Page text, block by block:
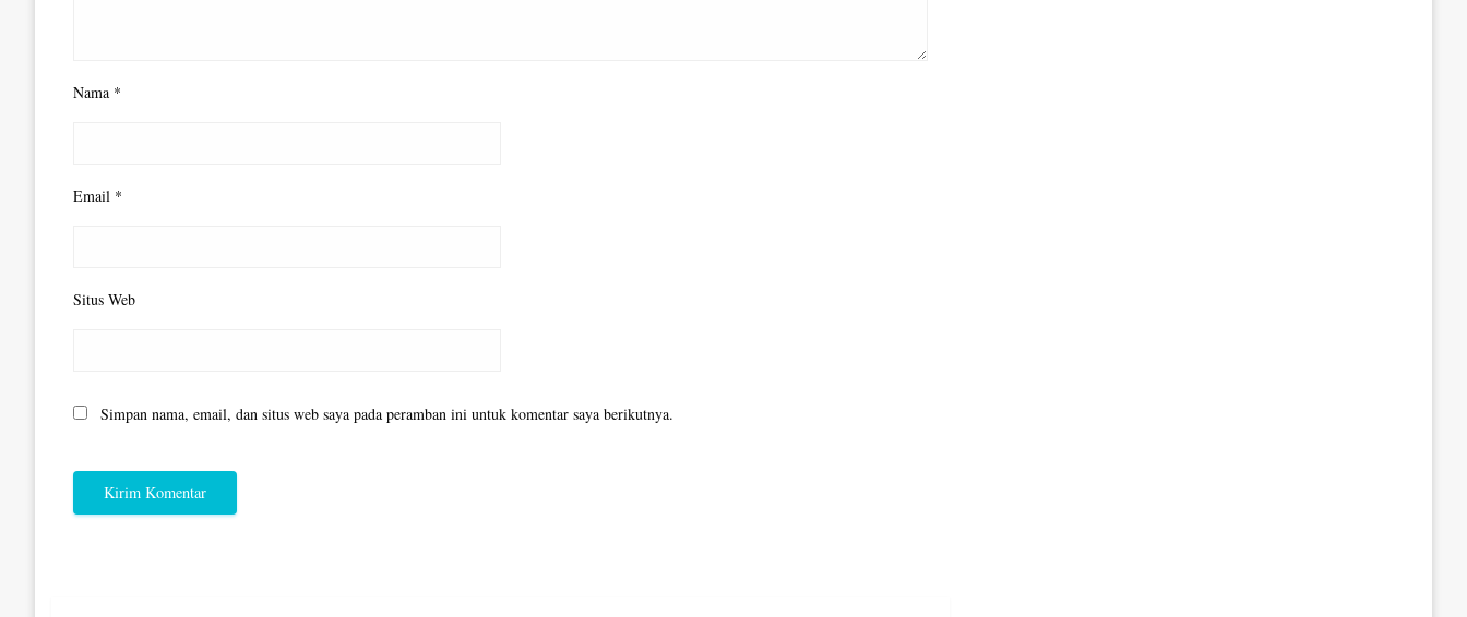
Nama *
Email *
Situs Web
Simpan nama, email, dan situs web saya pada peramban ini untuk komentar saya berikutnya.